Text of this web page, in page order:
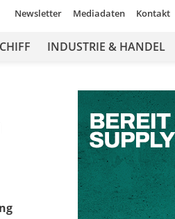
Newsletter Mediadaten Kontakt
INDUSTRIE & HANDEL